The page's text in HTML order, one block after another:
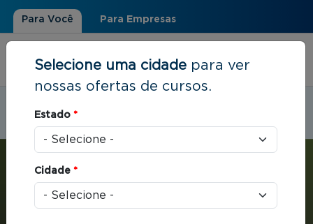
Para Você Para Empresas
Estudar em:Dourados, MS
Você está aqui
MBA com ênfase em Gerenciamento de Projetos
Selecione uma cidade para ver
nossas ofertas de cursos.
Estado *
Cidade *